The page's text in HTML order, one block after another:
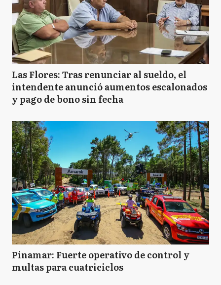
Las Flores: Tras renunciar al sueldo, el
intendente anunció aumentos escalonados
y pago de bono sin fecha
Pinamar: Fuerte operativo de control y
multas para cuatriciclos